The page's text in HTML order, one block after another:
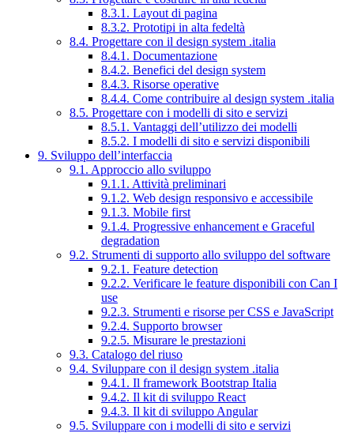
8.3.1. Layout di pagina
8.3.2. Prototipi in alta fedeltà
8.4. Progettare con il design system .italia
8.4.1. Documentazione
8.4.2. Benefici del design system
8.4.3. Risorse operative
8.4.4. Come contribuire al design system .italia
8.5. Progettare con i modelli di sito e servizi
8.5.1. Vantaggi dell’utilizzo dei modelli
8.5.2. I modelli di sito e servizi disponibili
9. Sviluppo dell’interfaccia
9.1. Approccio allo sviluppo
9.1.1. Attività preliminari
9.1.2. Web design responsivo e accessibile
9.1.3. Mobile first
9.1.4. Progressive enhancement e Graceful
degradation
9.2. Strumenti di supporto allo sviluppo del software
9.2.1. Feature detection
9.2.2. Verificare le feature disponibili con Can I
use
9.2.3. Strumenti e risorse per CSS e JavaScript
9.2.4. Supporto browser
9.2.5. Misurare le prestazioni
9.3. Catalogo del riuso
9.4. Sviluppare con il design system .italia
9.4.1. Il framework Bootstrap Italia
9.4.2. Il kit di sviluppo React
9.4.3. Il kit di sviluppo Angular
9.5. Sviluppare con i modelli di sito e servizi